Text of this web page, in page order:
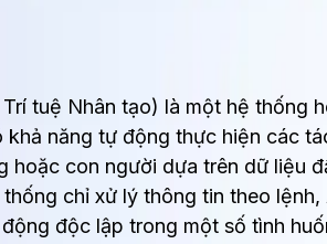
tuệ Nhân tạo) là một hệ thống
năng tự động thực hiện các
hoặc con người dựa trên dữ liệu
chỉ xử lý thông tin theo
độc lập trong một số tình